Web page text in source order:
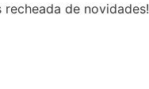
de novidades!